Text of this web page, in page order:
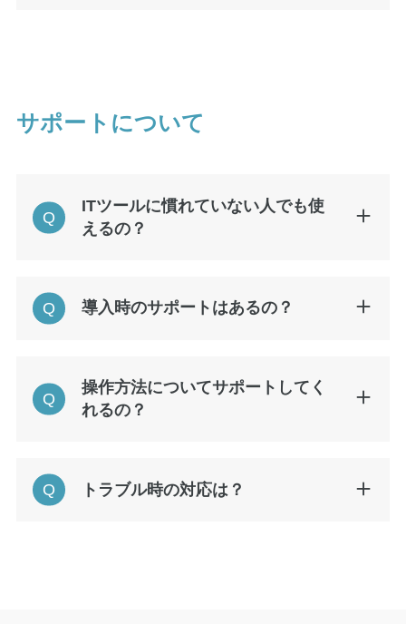
サポートについて
ITツールに慣れていない人でも使
えるの？
導入時のサポートはあるの？
操作方法についてサポートしてく
れるの？
トラブル時の対応は？